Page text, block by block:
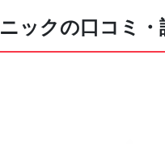
ックの口コミ・